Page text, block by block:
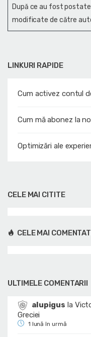
LINKURI RAPIDE
Cum activez contul
Cum mă abonez la
Optimizări ale
După ce au fost
modificate de către
CELE MAI CITITE
CELE MAI
ULTIMELE COMENTARII
alupigus la
Greciei
1 lună în urmă